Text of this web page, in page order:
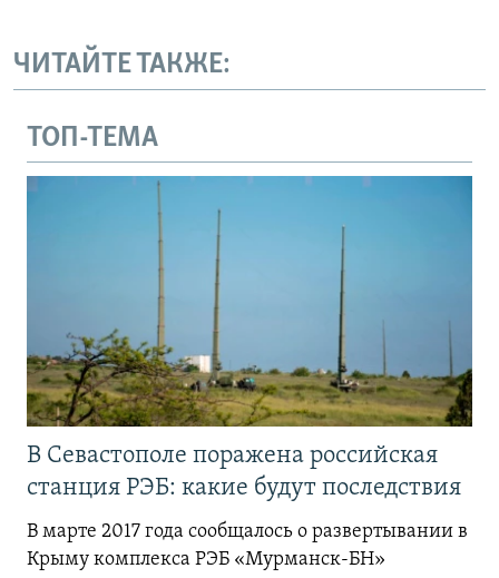
ЧИТАЙТЕ ТАКЖЕ:
ТОП-ТЕМА
В Севастополе поражена российская
станция РЭБ: какие будут последствия
В марте 2017 года сообщалось о развертывании в
Крыму комплекса РЭБ «Мурманск-БН»